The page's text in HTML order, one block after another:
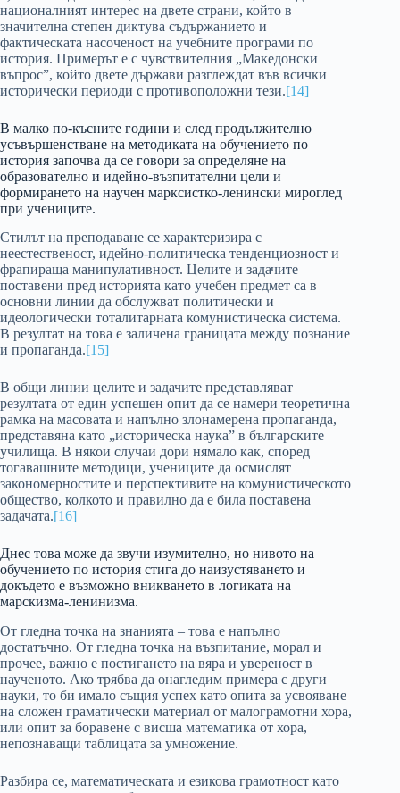
националният интерес на двете страни, който в
значителна степен диктува съдържанието и
фактическата насоченост на учебните програми по
история. Примерът е с чувствителния „Македонски
въпрос”, който двете държави разглеждат във всички
исторически периоди с противоположни тези.[14]
В малко по-късните години и след продължително
усъвършенстване на методиката на обучението по
история започва да се говори за определяне на
образователно и идейно-възпитателни цели и
формирането на научен марксистко-ленински мироглед
при учениците.
Стилът на преподаване се характеризира с
неестественост, идейно-политическа тенденциозност и
фрапираща манипулативност. Целите и задачите
поставени пред историята като учебен предмет са в
основни линии да обслужват политически и
идеологически тоталитарната комунистическа система.
В резултат на това е заличена границата между познание
и пропаганда.[15]
В общи линии целите и задачите представляват
резултата от един успешен опит да се намери теоретична
рамка на масовата и напълно злонамерена пропаганда,
представяна като „историческа наука” в българските
училища. В някои случаи дори нямало как, според
тогавашните методици, учениците да осмислят
закономерностите и перспективите на комунистическото
общество, колкото и правилно да е била поставена
задачата.[16]
Днес това може да звучи изумително, но нивото на
обучението по история стига до наизустяването и
докъдето е възможно вникването в логиката на
марскизма-ленинизма.
От гледна точка на знанията – това е напълно
достатъчно. От гледна точка на възпитание, морал и
прочее, важно е постигането на вяра и увереност в
наученото. Ако трябва да онагледим примера с други
науки, то би имало същия успех като опита за усвояване
на сложен граматически материал от малограмотни хора,
или опит за боравене с висша математика от хора,
непознаващи таблицата за умножение.
Разбира се, математическата и езикова грамотност като